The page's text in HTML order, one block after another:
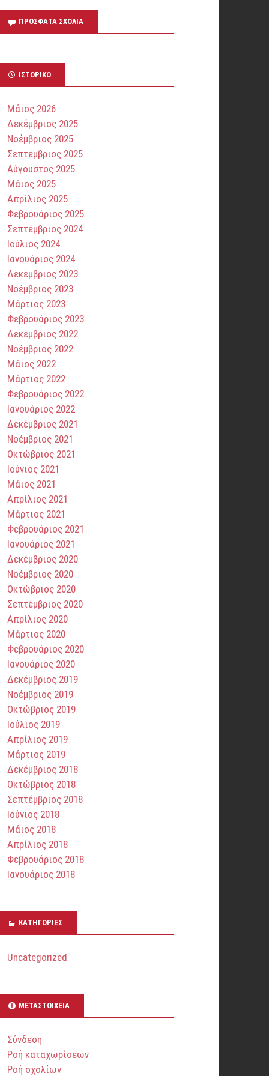
ΠΡΌΣΦΑΤΑ ΣΧΌΛΙΑ
ΙΣΤΟΡΙΚΌ
Μάιος 2026
Δεκέμβριος 2025
Νοέμβριος 2025
Σεπτέμβριος 2025
Αύγουστος 2025
Μάιος 2025
Απρίλιος 2025
Φεβρουάριος 2025
Σεπτέμβριος 2024
Ιούλιος 2024
Ιανουάριος 2024
Δεκέμβριος 2023
Νοέμβριος 2023
Μάρτιος 2023
Φεβρουάριος 2023
Δεκέμβριος 2022
Νοέμβριος 2022
Μάιος 2022
Μάρτιος 2022
Φεβρουάριος 2022
Ιανουάριος 2022
Δεκέμβριος 2021
Νοέμβριος 2021
Οκτώβριος 2021
Ιούνιος 2021
Μάιος 2021
Απρίλιος 2021
Μάρτιος 2021
Φεβρουάριος 2021
Ιανουάριος 2021
Δεκέμβριος 2020
Νοέμβριος 2020
Οκτώβριος 2020
Σεπτέμβριος 2020
Απρίλιος 2020
Μάρτιος 2020
Φεβρουάριος 2020
Ιανουάριος 2020
Δεκέμβριος 2019
Νοέμβριος 2019
Οκτώβριος 2019
Ιούλιος 2019
Απρίλιος 2019
Μάρτιος 2019
Δεκέμβριος 2018
Οκτώβριος 2018
Σεπτέμβριος 2018
Ιούνιος 2018
Μάιος 2018
Απρίλιος 2018
Φεβρουάριος 2018
Ιανουάριος 2018
KΑΤΗΓΟΡΊΕΣ
Uncategorized
ΜΕΤΑΣΤΟΙΧΕΊΑ
Σύνδεση
Ροή καταχωρίσεων
Ροή σχολίων